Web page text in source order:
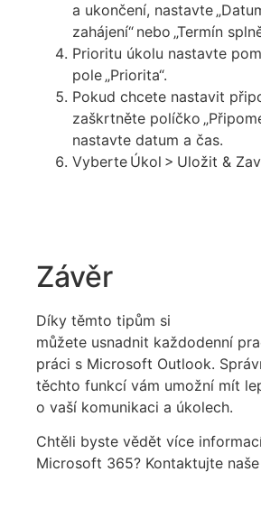
a ukončení, nastavte
zahájení“ nebo „Termín
Prioritu úkolu nastavte
pole „Priorita“.
Pokud chcete nastavit
zaškrtněte políčko
nastavte datum a čas.
Vyberte Úkol > Uložit &
Závěr
Díky těmto tipům si
můžete usnadnit každodenní
práci s Microsoft Outlook.
těchto funkcí vám umožní mít
o vaší komunikaci a úkolech.
Chtěli byste vědět více
Microsoft 365? Kontaktujte